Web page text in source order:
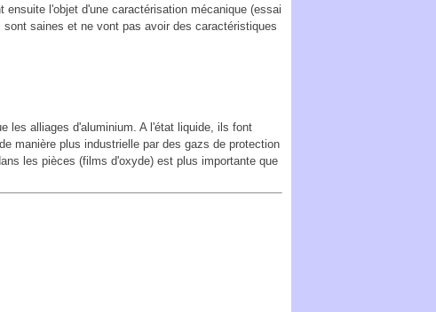
l'objet d'une caractérisation mécanique (essai
saines et ne vont pas avoir des caractéristiques
les alliages d'aluminium. A l'état liquide, ils font
manière plus industrielle par des gazs de protection
les pièces (films d'oxyde) est plus importante que